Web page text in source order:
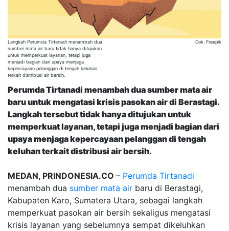
Langkah Perumda Tirtanadi menambah dua
sumber mata air baru tidak hanya ditujukan
untuk memperkuat layanan, tetapi juga
menjadi bagian dari upaya menjaga
kepercayaan pelanggan di tengah keluhan
terkait distribusi air bersih.
Dok. Freepik
Perumda Tirtanadi menambah dua sumber mata air
baru untuk mengatasi krisis pasokan air di Berastagi.
Langkah tersebut tidak hanya ditujukan untuk
memperkuat layanan, tetapi juga menjadi bagian dari
upaya menjaga kepercayaan pelanggan di tengah
keluhan terkait distribusi air bersih.
MEDAN, PRINDONESIA.CO – Perumda Tirtanadi
menambah dua sumber mata air baru di Berastagi,
Kabupaten Karo, Sumatera Utara, sebagai langkah
memperkuat pasokan air bersih sekaligus mengatasi
krisis layanan yang sebelumnya sempat dikeluhkan